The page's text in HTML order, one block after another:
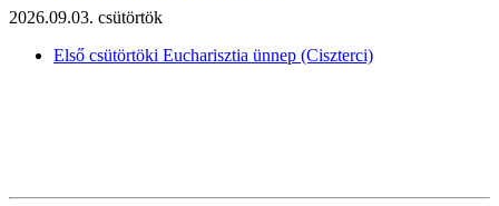
2026.09.03. csütörtök
Első csütörtöki Eucharisztia ünnep (Ciszterci)